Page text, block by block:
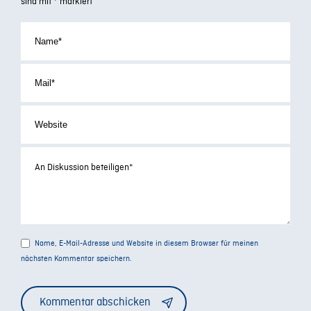
Eine Einführung
bochum.de/opus4/frontdoor/index/index/docId/
Spannagel, C. (2023).
des Lernens: Evolution statt Revolution.
https://hochschulforumdigitalisierung.de/de/blog/
Hochschullehre am Beispiel von ChatGPT
Arbeitsstelle, TU Darmstadt
Weinmann-Sandig, N. (2023).ChatGPT – Eine
Name, E-Mail-Adresse und Website in diesem Browser für meinen
nächsten Kommentar speichern.